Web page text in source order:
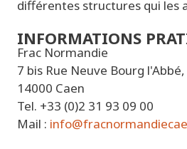
différentes structures qui les
INFORMATIONS
Frac Normandie
7 bis Rue Neuve Bourg l'Abbé,
14000 Caen
Tel. +33 (0)2 31 93 09 00
Mail :